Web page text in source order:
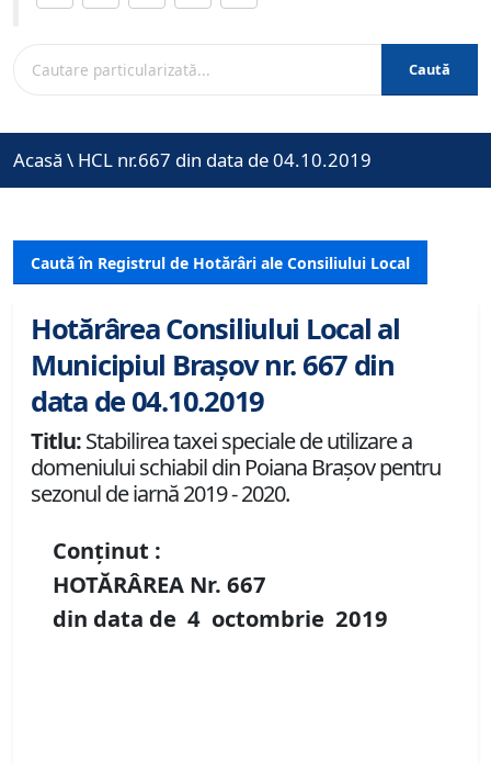
Caută
Acasă \ HCL nr.667 din data de 04.10.2019
Caută în Registrul de Hotărâri ale Consiliului Local
Hotărârea Consiliului Local al
Municipiul Brașov nr. 667 din
data de 04.10.2019
Titlu:Stabilirea taxei speciale de utilizare a
domeniului schiabil din Poiana Brașov pentru
sezonul de iarnă 2019 - 2020.
Conținut :
HOTĂRÂREA Nr. 667
din data de 4 octombrie 2019